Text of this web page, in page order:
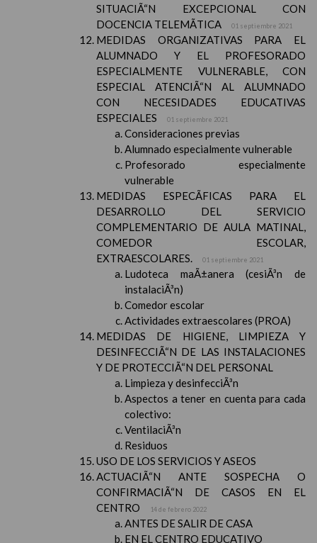
SITUACIÃ“N EXCEPCIONAL CON
DOCENCIA TELEMÃTICA
01 septiembre 2021
MEDIDAS ORGANIZATIVAS PARA EL
ALUMNADO Y EL PROFESORADO
ESPECIALMENTE VULNERABLE, CON
ESPECIAL ATENCIÃ“N AL ALUMNADO
CON NECESIDADES EDUCATIVAS
ESPECIALES
01 septiembre 2021
Consideraciones previas
Alumnado especialmente vulnerable
Profesorado especialmente
vulnerable
MEDIDAS ESPECÃFICAS PARA EL
DESARROLLO DEL SERVICIO
COMPLEMENTARIO DE AULA MATINAL,
COMEDOR ESCOLAR,
EXTRAESCOLARES.
01 septiembre 2021
Ludoteca maÃ±anera (cesiÃ³n de
instalaciÃ³n)
Comedor escolar
Actividades extraescolares (PROA)
MEDIDAS DE HIGIENE, LIMPIEZA Y
DESINFECCIÃ“N DE LAS INSTALACIONES
Y DE PROTECCIÃ“N DEL PERSONAL
Limpieza y desinfecciÃ³n
Aspectos a tener en cuenta para cada
colectivo:
VentilaciÃ³n
Residuos
USO DE LOS SERVICIOS Y ASEOS
ACTUACIÃ“N ANTE SOSPECHA O
CONFIRMACIÃ“N DE CASOS EN EL
CENTRO
14 de febrero 2022
ANTES DE SALIR DE CASA
EN EL CENTRO EDUCATIVO